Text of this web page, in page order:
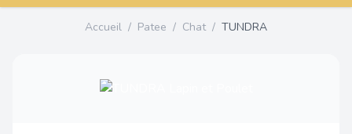
Accueil / Patee / Chat / TUNDRA